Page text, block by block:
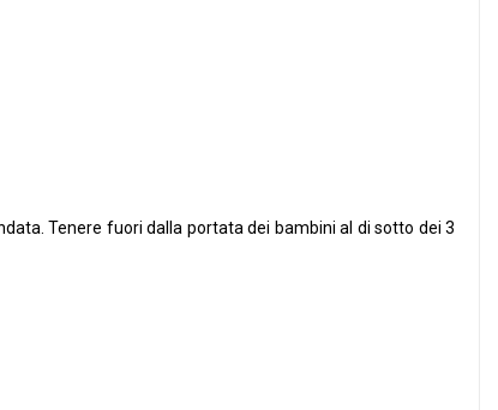
Tenere fuori dalla portata dei bambini al di sotto dei 3